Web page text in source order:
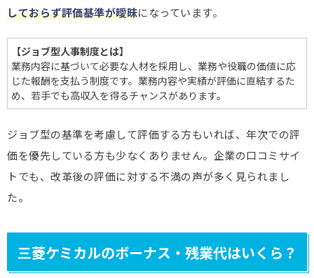
しておらず評価基準が曖昧になっています。
【ジョブ型人事制度とは】
業務内容に基づいて必要な人材を採用し、業務や役職の価値に応
じた報酬を支払う制度です。業務内容や実績が評価に直結するた
め、若手でも高収入を得るチャンスがあります。
ジョブ型の基準を考慮して評価する方もいれば、年次での評
価を優先している方も少なくありません。企業の口コミサイ
トでも、改革後の評価に対する不満の声が多く見られまし
た。
三菱ケミカルのボーナス・残業代はいくら？